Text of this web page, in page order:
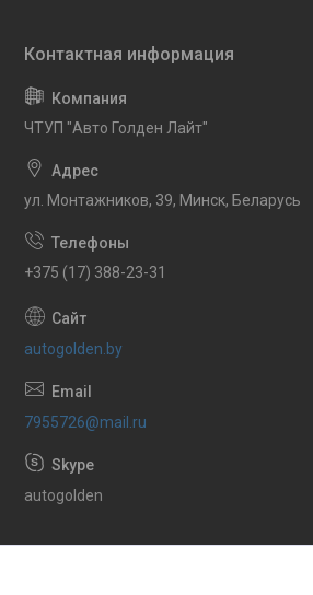
ЧТУП "Авто Голден Лайт"
ул. Монтажников, 39, Минск, Беларусь
+375 (17) 388-23-31
autogolden.by
7955726@mail.ru
autogolden